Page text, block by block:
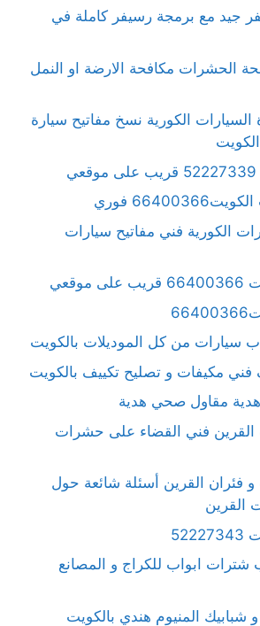
جيد مع برمجة رسيفر كاملة في
الحشرات مكافحة الارضة او النمل
الكورية نسخ مفاتيح سيارة
فوري
الكورية فني مفاتيح سيارات
سيارات من كل الموديلات بالكويت
مكيفات و تصليح تكييف بالكويت
مقاول صحي هدية
القرين فني القضاء على حشرات
فئران القرين أسئلة شائعة حول
شترات ابواب للكراج و المصانع
شبابيك المنيوم هندي بالكويت